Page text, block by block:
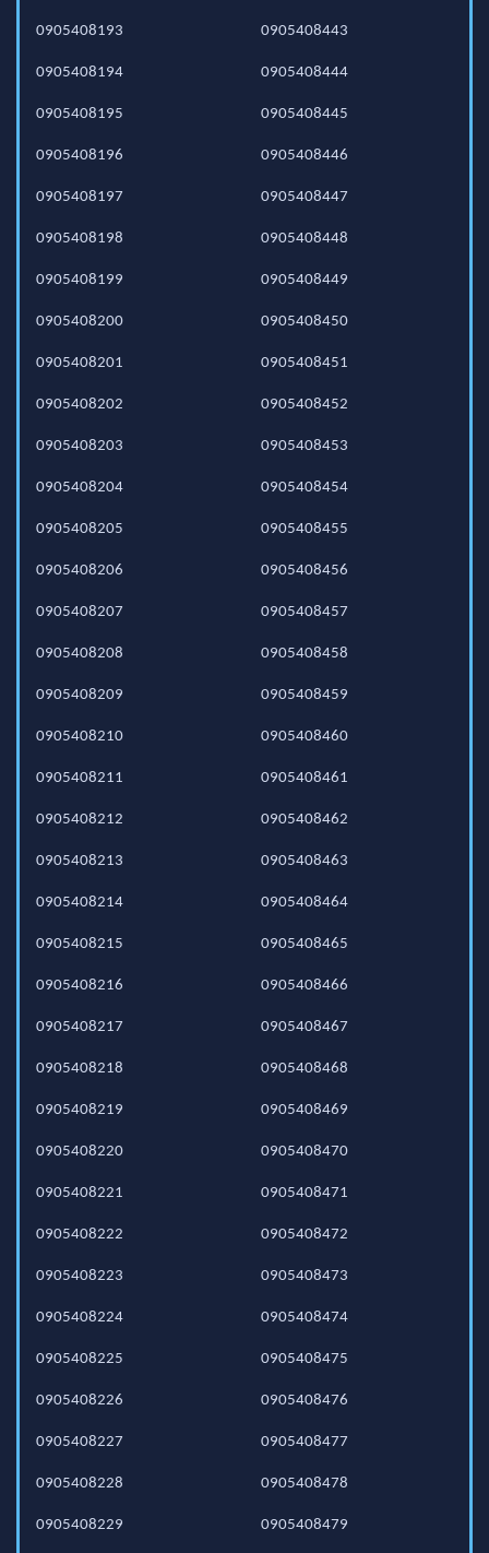
0905408193
0905408194
0905408195
0905408196
0905408197
0905408198
0905408199
0905408200
0905408201
0905408202
0905408203
0905408204
0905408205
0905408206
0905408207
0905408208
0905408209
0905408210
0905408211
0905408212
0905408213
0905408214
0905408215
0905408216
0905408217
0905408218
0905408219
0905408220
0905408221
0905408222
0905408223
0905408224
0905408225
0905408226
0905408227
0905408228
0905408229
0905408443
0905408444
0905408445
0905408446
0905408447
0905408448
0905408449
0905408450
0905408451
0905408452
0905408453
0905408454
0905408455
0905408456
0905408457
0905408458
0905408459
0905408460
0905408461
0905408462
0905408463
0905408464
0905408465
0905408466
0905408467
0905408468
0905408469
0905408470
0905408471
0905408472
0905408473
0905408474
0905408475
0905408476
0905408477
0905408478
0905408479